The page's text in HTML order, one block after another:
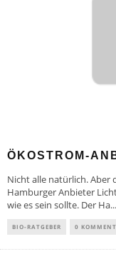
ÖKOSTROM-
Nicht alle natürlich. Aber
Hamburger Anbieter
wie es sein sollte. Der Ha...
BIO-RATGEBER 0